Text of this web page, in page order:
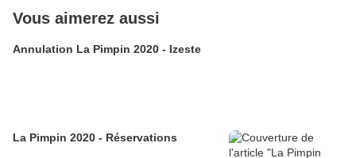
Vous aimerez aussi
Annulation La Pimpin 2020 - Izeste
La Pimpin 2020 - Réservations